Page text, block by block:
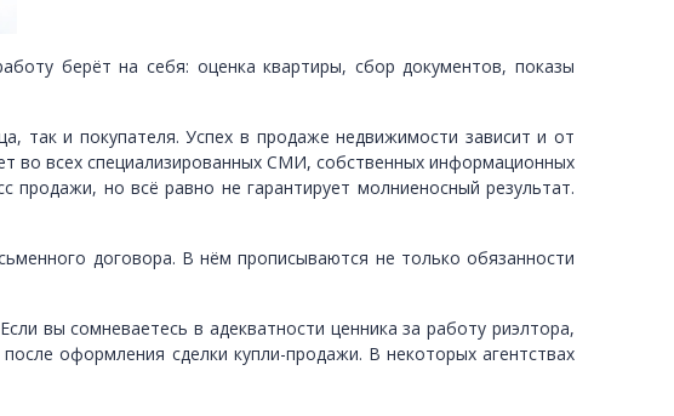
берёт на себя: оценка квартиры, сбор документов, показы
так и покупателя. Успех в продаже недвижимости зависит и от
во всех специализированных СМИ, собственных информационных
продажи, но всё равно не гарантирует молниеносный результат.
договора. В нём прописываются не только обязанности
вы сомневаетесь в адекватности ценника за работу риэлтора,
оформления сделки купли-продажи. В некоторых агентствах